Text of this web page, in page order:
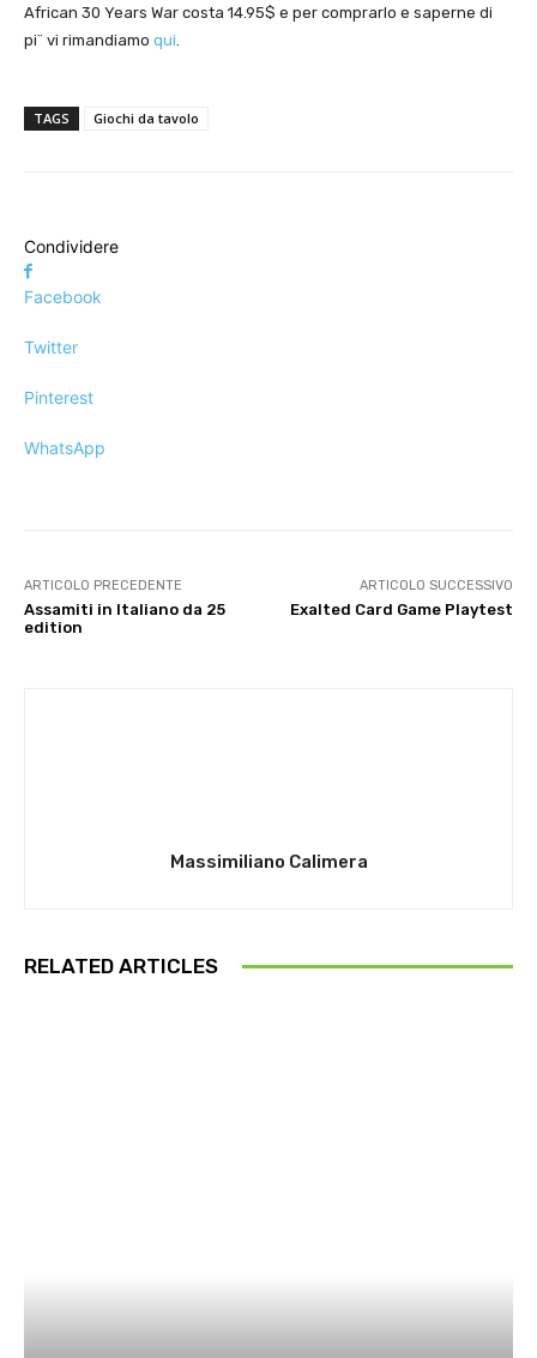
African 30 Years War costa 14.95$ e per comprarlo e saperne di
pi¨ vi rimandiamo qui.
TAGS Giochi da tavolo
Condividere
Facebook
Twitter
Pinterest
WhatsApp
ARTICOLO PRECEDENTE
Assamiti in Italiano da 25
edition
ARTICOLO SUCCESSIVO
Exalted Card Game Playtest
Massimiliano Calimera
RELATED ARTICLES